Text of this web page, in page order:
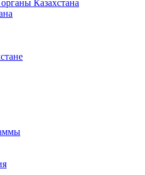
Казахстана